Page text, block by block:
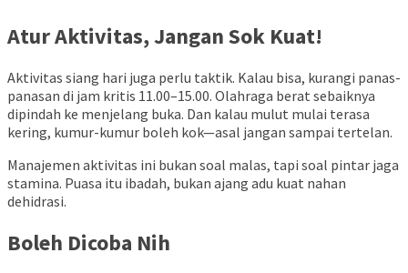
Atur Aktivitas, Jangan Sok Kuat!
Aktivitas siang hari juga perlu taktik. Kalau bisa, kurangi panas-
panasan di jam kritis 11.00–15.00. Olahraga berat sebaiknya
dipindah ke menjelang buka. Dan kalau mulut mulai terasa
kering, kumur-kumur boleh kok—asal jangan sampai tertelan.
Manajemen aktivitas ini bukan soal malas, tapi soal pintar jaga
stamina. Puasa itu ibadah, bukan ajang adu kuat nahan
dehidrasi.
Boleh Dicoba Nih